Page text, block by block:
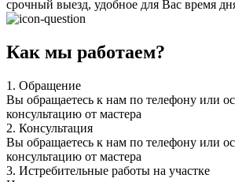
срочный выезд, удобное для Вас время
Как мы работаем?
1. Обращение
Вы обращаетесь к нам по телефону или
консультацию от мастера
2. Консультация
Вы обращаетесь к нам по телефону или
консультацию от мастера
3. Истребительные работы на участке